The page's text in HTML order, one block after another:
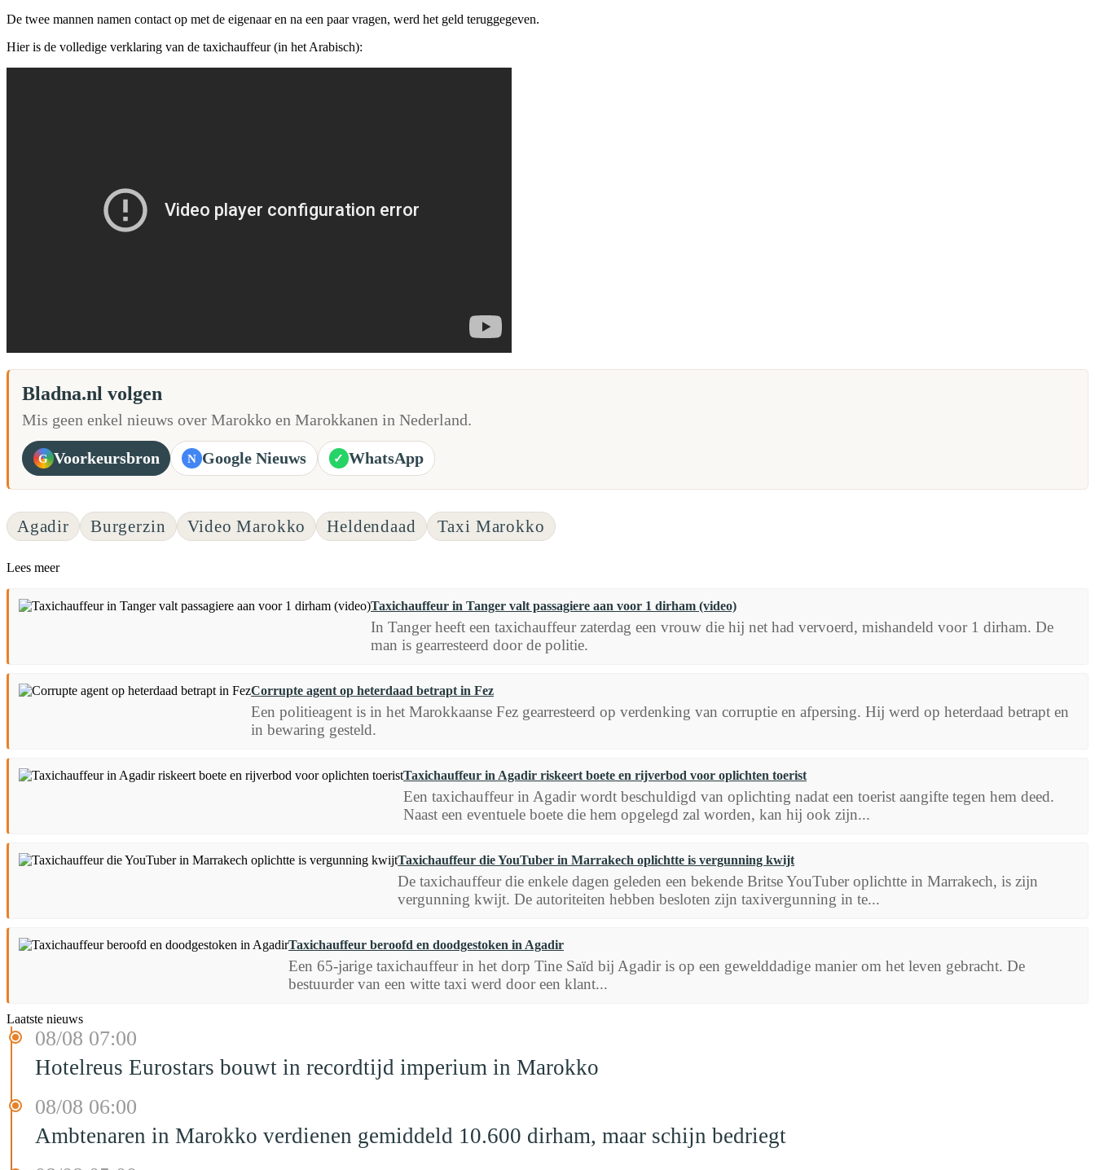
De twee mannen namen contact op met de eigenaar en na een paar vragen, werd het geld teruggegeven.
Hier is de volledige verklaring van de taxichauffeur (in het Arabisch):
Bladna.nl volgen
Mis geen enkel nieuws over Marokko en Marokkanen in Nederland.
G Voorkeursbron N Google Nieuws ✓ WhatsApp
Agadir Burgerzin Video Marokko Heldendaad Taxi Marokko
Lees meer
Taxichauffeur in Tanger valt passagiere aan voor 1 dirham (video)
In Tanger heeft een taxichauffeur zaterdag een vrouw die hij net had vervoerd, mishandeld voor 1 dirham. De
man is gearresteerd door de politie.
Corrupte agent op heterdaad betrapt in Fez
Een politieagent is in het Marokkaanse Fez gearresteerd op verdenking van corruptie en afpersing. Hij werd op heterdaad betrapt en
in bewaring gesteld.
Taxichauffeur in Agadir riskeert boete en rijverbod voor oplichten toerist
Een taxichauffeur in Agadir wordt beschuldigd van oplichting nadat een toerist aangifte tegen hem deed.
Naast een eventuele boete die hem opgelegd zal worden, kan hij ook zijn...
Taxichauffeur die YouTuber in Marrakech oplichtte is vergunning kwijt
De taxichauffeur die enkele dagen geleden een bekende Britse YouTuber oplichtte in Marrakech, is zijn
vergunning kwijt. De autoriteiten hebben besloten zijn taxivergunning in te...
Taxichauffeur beroofd en doodgestoken in Agadir
Een 65-jarige taxichauffeur in het dorp Tine Saïd bij Agadir is op een gewelddadige manier om het leven gebracht. De
bestuurder van een witte taxi werd door een klant...
Laatste nieuws
08/08 07:00
Hotelreus Eurostars bouwt in recordtijd imperium in Marokko
08/08 06:00
Ambtenaren in Marokko verdienen gemiddeld 10.600 dirham, maar schijn bedriegt